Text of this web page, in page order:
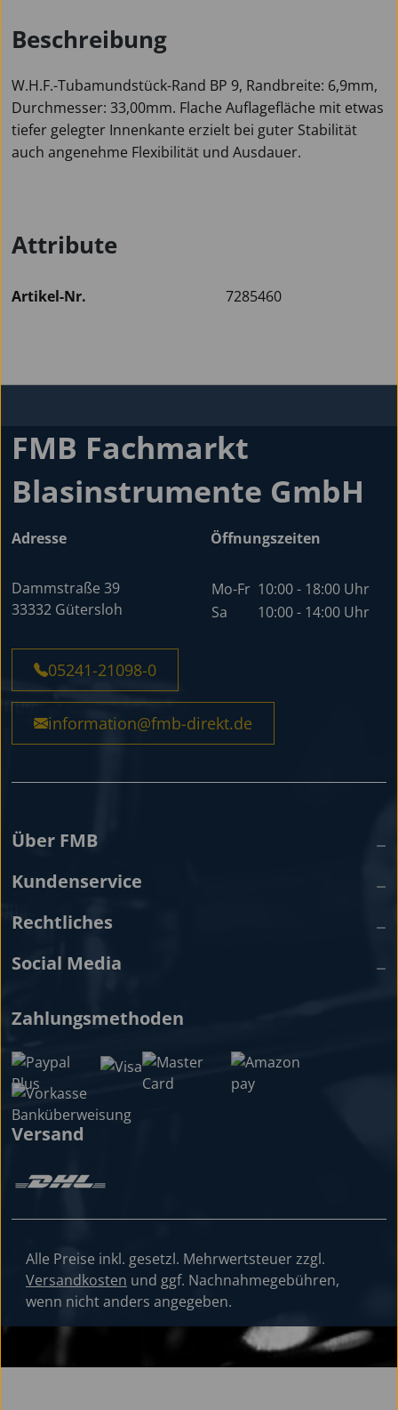
Beschreibung
W.H.F.-Tubamundstück-Rand BP 9, Randbreite: 6,9mm,
Durchmesser: 33,00mm. Flache Auflagefläche mit etwas
tiefer gelegter Innenkante erzielt bei guter Stabilität
auch angenehme Flexibilität und Ausdauer.
Attribute
Artikel-Nr. 7285460
FMB Fachmarkt
Blasinstrumente GmbH
Adresse
Dammstraße 39
33332 Gütersloh
Öffnungszeiten
Mo-Fr 10:00 - 18:00 Uhr
Sa
10:00 - 14:00 Uhr
05241-21098-0
information@fmb-direkt.de
Über FMB
Kundenservice
Rechtliches
Social Media
Zahlungsmethoden
Versand
Alle Preise inkl. gesetzl. Mehrwertsteuer zzgl.
Versandkosten und ggf. Nachnahmegebühren,
wenn nicht anders angegeben.